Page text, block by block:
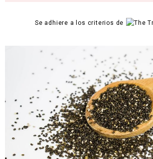
Se adhiere a los criterios de